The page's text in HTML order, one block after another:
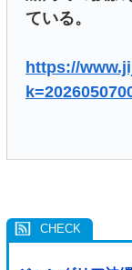
ている。
https://